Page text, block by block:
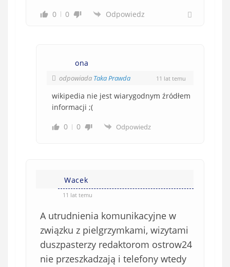
0 0 Odpowiedz
ona
odpowiada Taka Prawda 11 lat temu
wikipedia nie jest wiarygodnym źródłem
informacji ;(
0
0 Odpowiedz
Wacek
11 lat temu
A utrudnienia komunikacyjne w
związku z pielgrzymkami, wizytami
duszpasterzy redaktorom ostrow24
nie przeszkadzają i telefony wtedy